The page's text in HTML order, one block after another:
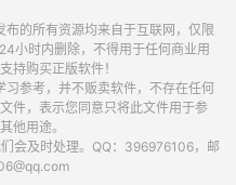
的所有资源均来自于互联网，仅限
小时内删除，不得用于任何商业用
持购买正版软件！
参考，并不贩卖软件，不存在任何
件，表示您同意只将此文件用于参
他用途。
会及时处理。QQ：396976106，邮